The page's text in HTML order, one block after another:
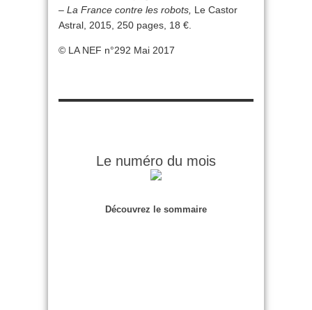
– La France contre les robots, Le Castor
Astral, 2015, 250 pages, 18 €.
© LA NEF n°292 Mai 2017
Le numéro du mois
Découvrez le sommaire